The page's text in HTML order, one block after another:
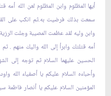
أيها المظلوم وابن المظلوم لعن الله أمه
سمعت بذلك فرضيت به.ثم انكب على
وابن وليه لقد عظمت المصيبة وجلت
أمه قتلتك وابرأ إلى الله واليك منهم
الحسين عليهما السلام ثم توجه إلى
وأحباءه السلام عليكم يا أصفياء الله
المؤمنين السلام عليكم يا أنصار فاطمة